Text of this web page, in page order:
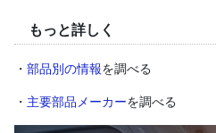
もっと詳しく
・ 部品別の情報を調べる
・ 主要部品メーカーを調べる